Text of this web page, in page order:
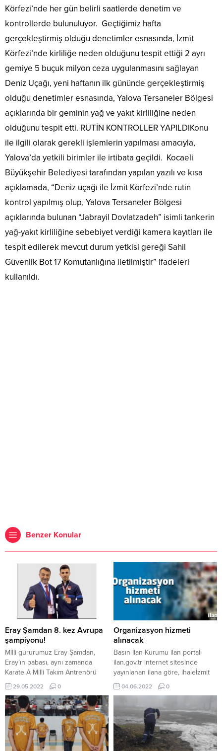
Körfezi’nde her gün belirli saatlerde denetim ve
kontrollerde bulunuluyor. Geçtiğimiz hafta
gerçekleştirmiş olduğu denetimler esnasında, İzmit
Körfezi’nde kirliliğe neden olduğunu tespit ettiği 2 ayrı
gemiye 5 buçuk milyon ceza uygulanmasını sağlayan
Deniz Uçağı, yeni haftanın ilk gününde gerçekleştirmiş
olduğu denetimler esnasında, Yalova Tersaneler Bölgesi
açıklarında bir geminin yağ ve yakıt kirliliğine neden
olduğunu tespit etti. RUTİN KONTROLLER YAPILDIKonu
ile ilgili olarak gerekli işlemlerin yapılması amacıyla,
Yalova’da yetkili birimler ile irtibata geçildi. Kocaeli
Büyükşehir Belediyesi tarafından yapılan yazılı ve kısa
açıklamada, “Deniz uçağı ile İzmit Körfezi’nde rutin
kontrol yapılmış olup, Yalova Tersaneler Bölgesi
açıklarında bulunan “Jabrayil Dovlatzadeh” isimli tankerin
yağ-yakıt kirliliğine sebebiyet verdiği kamera kayıtları ile
tespit edilerek mevcut durum yetkisi gereği Sahil
Güvenlik Bot 17 Komutanlığına iletilmiştir” ifadeleri
kullanıldı.
Benzer Konular
Eray Şamdan 8. kez Avrupa
şampiyonu!
Milli gururumuz Eray Şamdan,
Eray’ın babası, aynı zamanda
Karate A Milli Takım Antrenörü
Adnan Şamdan ile A Milli Takım
Antrenörü Haldun Alagaş,
Kocaeli’ye bir altın madalya daha
kazandırdıkları için gururlu
olduklarını ifade ederken, günü 6
altın, 1 gümüş madalya ile
kapatarak tarih yazan milli
29.05.2022 0
Organizasyon hizmeti
alınacak
Basın İlan Kurumu ilan portalı
ilan.gov.tr internet sitesinde
yayınlanan ilana göre, ihaleİzmit
Belediyesi Kültür Ve Sosyal İşler
Müdürlüğü 2022 Yılı İçerisinde
Alım İşi hizmet alımı 08.06.2022
saat:10.00’da İzmit Belediyesi Fen
İşleri Müdürlüğü- Ömerağa
Mahallesi Abdurahman Yüksel
04.06.2022 0